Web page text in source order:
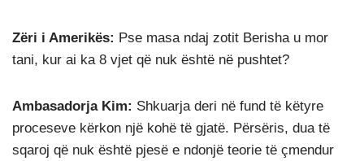
Zëri i Amerikës: Pse masa ndaj zotit Berisha u mor
tani, kur ai ka 8 vjet që nuk është në pushtet?
Ambasadorja Kim: Shkuarja deri në fund të këtyre
proceseve kërkon një kohë të gjatë. Përsëris, dua të
sqaroj që nuk është pjesë e ndonjë teorie të çmendur